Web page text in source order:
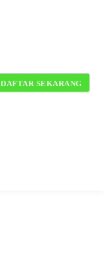
DAFTAR SEKARANG